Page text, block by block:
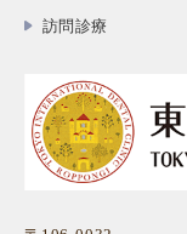
訪問診療